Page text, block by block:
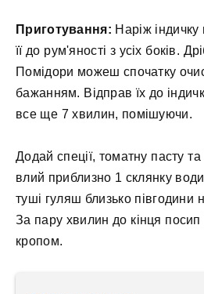
Приготування: Наріж
її до рум'яності з усіх боків.
Помідори можеш спочатку
бажанням. Відправ їх до
все ще 7 хвилин, помішуючи.
Додай спеції, томатну пасту
влий приблизно 1 склянку
туші гуляш близько півгодини
За пару хвилин до кінця
кропом.